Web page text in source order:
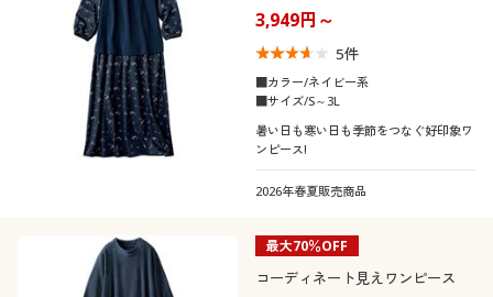
3,949円～
5件
■カラー/ネイビー系
■サイズ/S～3L
暑い日も寒い日も季節をつなぐ好印象ワ
ンピース!
2026年春夏販売商品
最大70％OFF
コーディネート見えワンピース